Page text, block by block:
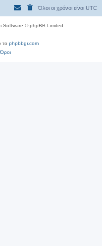
Όλοι οι χρόνοι είναι UTC
Software © phpBB Limited
το phpbbgr.com
Όροι